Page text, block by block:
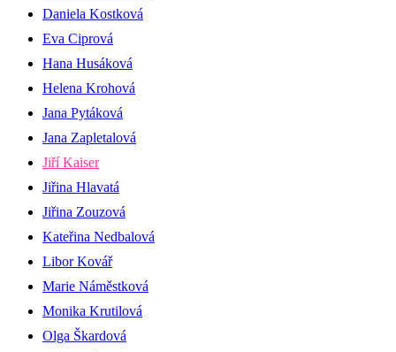
Daniela Kostková
Eva Ciprová
Hana Husáková
Helena Krohová
Jana Pytáková
Jana Zapletalová
Jiří Kaiser
Jiřina Hlavatá
Jiřina Zouzová
Kateřina Nedbalová
Libor Kovář
Marie Náměstková
Monika Krutilová
Olga Škardová